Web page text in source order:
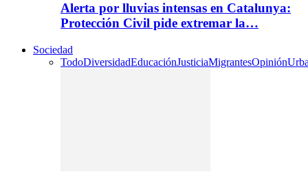
Alerta por lluvias intensas en Catalunya:
Protección Civil pide extremar la…
Sociedad
TodoDiversidadEducaciónJusticiaMigrantesOpinión